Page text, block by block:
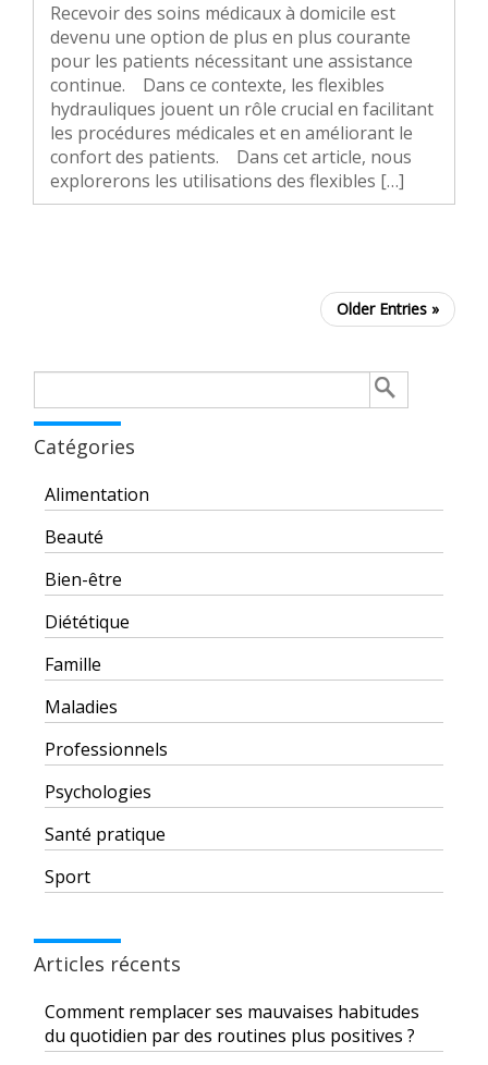
Recevoir des soins médicaux à domicile est
devenu une option de plus en plus courante
pour les patients nécessitant une assistance
continue. Dans ce contexte, les flexibles
hydrauliques jouent un rôle crucial en facilitant
les procédures médicales et en améliorant le
confort des patients. Dans cet article, nous
explorerons les utilisations des flexibles […]
Older Entries »
Catégories
Alimentation
Beauté
Bien-être
Diététique
Famille
Maladies
Professionnels
Psychologies
Santé pratique
Sport
Articles récents
Comment remplacer ses mauvaises habitudes
du quotidien par des routines plus positives ?